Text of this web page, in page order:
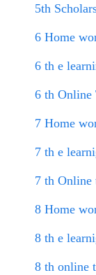
5th
6 Home
6 th e
6 th Online
7 Home
7 th e
7 th Online
8 Home
8 th e
8 th online